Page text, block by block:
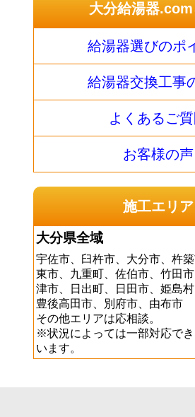
大分給湯器.com
給湯器選びのポ
給湯器交換工事
よくあるご
お客様の声
施工エリア
大分県全域
宇佐市、臼杵市、大分市、杵
東市、九重町、佐伯市、竹田
津市、日出町、日田市、姫島村
豊後高田市、別府市、由布市
その他エリアは応相談。
※状況によっては一部対応で
います。